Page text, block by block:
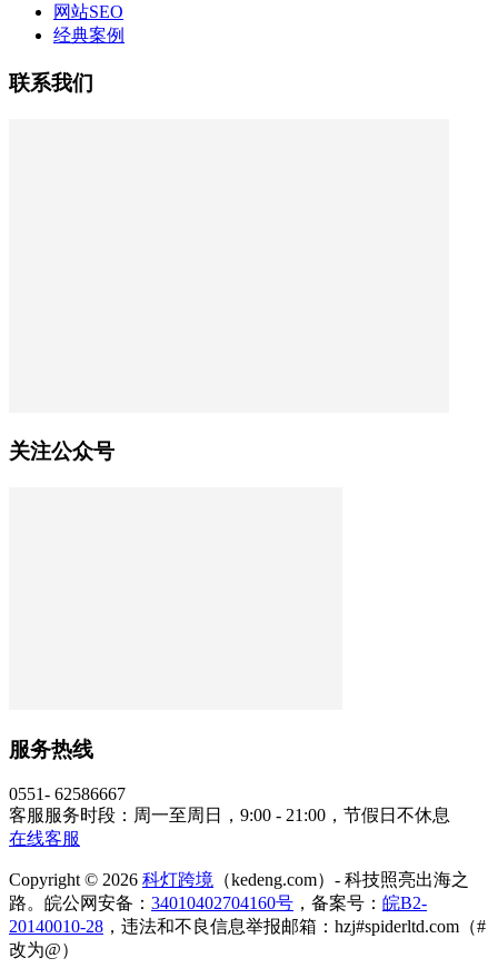
网站SEO
经典案例
联系我们
关注公众号
服务热线
0551- 62586667
客服服务时段：周一至周日，9:00 - 21:00，节假日不休息
在线客服
Copyright © 2026 科灯跨境 （kedeng.com）- 科技照亮出海之
路。皖公网安备： 34010402704160号 ，备案号： 皖B2-
20140010-28 ，违法和不良信息举报邮箱：hzj#spiderltd.com（#
改为@）